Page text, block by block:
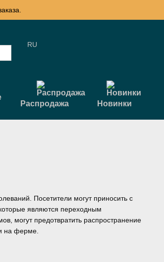
RU
Распродажа Новинки
Посетители могут приносить с
являются переходным
могут предотвратить распространение
на ферме.